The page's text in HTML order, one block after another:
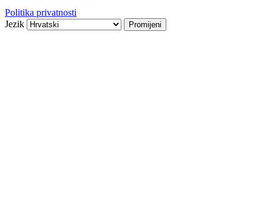
Politika privatnosti
Jezik